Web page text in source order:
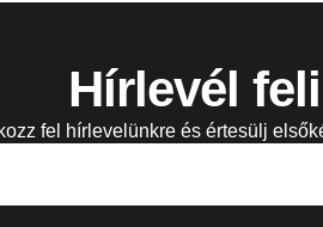
Hírlevél
fel hírlevelünkre és értesülj